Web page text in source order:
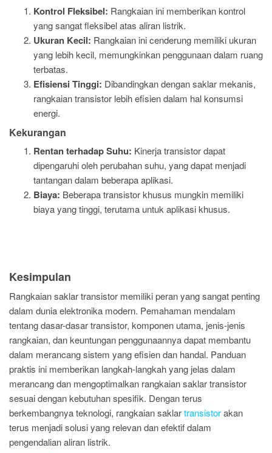
Kontrol Fleksibel: Rangkaian ini memberikan kontrol
yang sangat fleksibel atas aliran listrik.
Ukuran Kecil: Rangkaian ini cenderung memiliki ukuran
yang lebih kecil, memungkinkan penggunaan dalam ruang
terbatas.
Efisiensi Tinggi: Dibandingkan dengan saklar mekanis,
rangkaian transistor lebih efisien dalam hal konsumsi
energi.
Kekurangan
Rentan terhadap Suhu: Kinerja transistor dapat
dipengaruhi oleh perubahan suhu, yang dapat menjadi
tantangan dalam beberapa aplikasi.
Biaya: Beberapa transistor khusus mungkin memiliki
biaya yang tinggi, terutama untuk aplikasi khusus.
Kesimpulan
Rangkaian saklar transistor memiliki peran yang sangat penting
dalam dunia elektronika modern. Pemahaman mendalam
tentang dasar-dasar transistor, komponen utama, jenis-jenis
rangkaian, dan keuntungan penggunaannya dapat membantu
dalam merancang sistem yang efisien dan handal. Panduan
praktis ini memberikan langkah-langkah yang jelas dalam
merancang dan mengoptimalkan rangkaian saklar transistor
sesuai dengan kebutuhan spesifik. Dengan terus
berkembangnya teknologi, rangkaian saklartransistorakan
terus menjadi solusi yang relevan dan efektif dalam
pengendalian aliran listrik.